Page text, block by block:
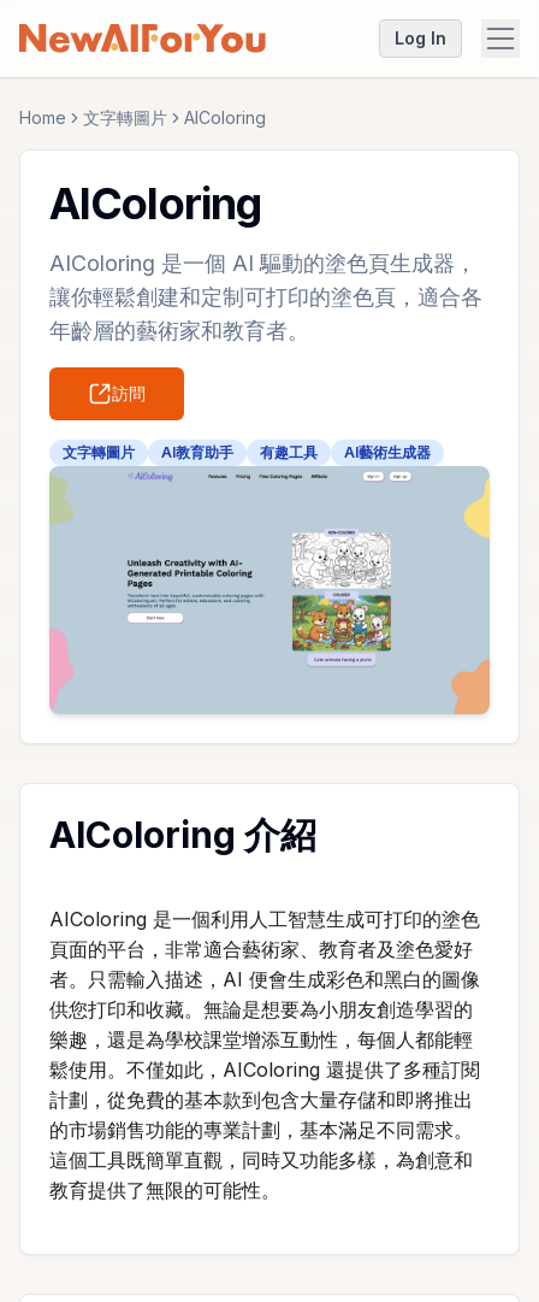
Log In
Home 文字轉圖片 AIColoring
AIColoring
AIColoring 是一個 AI 驅動的塗色頁生成器，
讓你輕鬆創建和定制可打印的塗色頁，適合各
年齡層的藝術家和教育者。
訪問
文字轉圖片 AI教育助手 有趣工具 AI藝術生成器
AIColoring 介紹
AIColoring 是一個利用人工智慧生成可打印的塗色
頁面的平台，非常適合藝術家、教育者及塗色愛好
者。只需輸入描述，AI 便會生成彩色和黑白的圖像
供您打印和收藏。無論是想要為小朋友創造學習的
樂趣，還是為學校課堂增添互動性，每個人都能輕
鬆使用。不僅如此，AIColoring 還提供了多種訂閱
計劃，從免費的基本款到包含大量存儲和即將推出
的市場銷售功能的專業計劃，基本滿足不同需求。
這個工具既簡單直觀，同時又功能多樣，為創意和
教育提供了無限的可能性。